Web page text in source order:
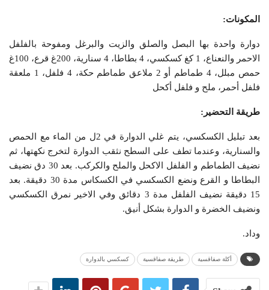
المكونات:
دوارة واحدة بها البصل والصلق والزيت والبرغل ومفوحة بالفلفل
الاحمر والنعناع، 1 كغ كسكسي، 4 بطاطا، 4 سنارية، 200غ قرع، 100غ
حمص مبلل، 4 طماطم أو 2 ملاعق طماطم حكة، 4 فلفل، 1 ملعقة
فلفل أحمر، ملح و فلفل أكحل
طريقة التحضير:
بعد تبليل الكسكسي، يتم غلي الدوارة في 2ل من الماء مع الحمص
والسنارية، وعندما تطف على السطح نثقب الدوارة لتخرج نكهتها، ثم
نضيف الطماطم و الفلفل الاكحل والملح والكركب. بعد 30 دق نضيف
البطاطا و القرع ونضع الكسكسي في الكسكاس مدة 30 دقيقة. بعد
15 دقيقة نضيف الفلفل مدة 3 دقائق وفي الاخير نمرق الكسكسي
ونضيف الخضرة و الدوارة بشكل أنيق.
وداد.
أكلة صفاقسية طريقة صفاقسية كسكسي بالدوارة